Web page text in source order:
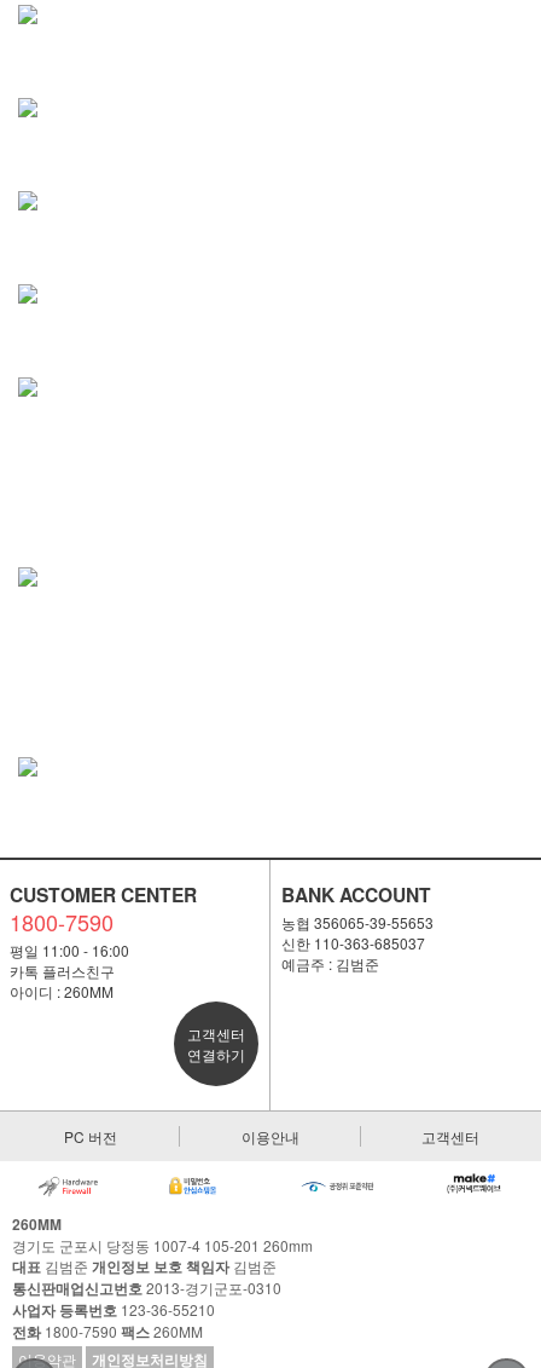
CUSTOMER CENTER
1800-7590
평일 11:00 - 16:00
카톡 플러스친구
아이디 : 260MM
고객센터
연결하기
BANK ACCOUNT
농협 356065-39-55653
신한 110-363-685037
예금주 : 김범준
PC 버전 이용안내 고객센터
260MM
경기도 군포시 당정동 1007-4 105-201 260mm
대표 김범준 개인정보 보호 책임자김범준
통신판매업신고번호2013-경기군포-0310
사업자 등록번호 123-36-55210
전화1800-7590 팩스260MM
이용약관
개인정보처리방침